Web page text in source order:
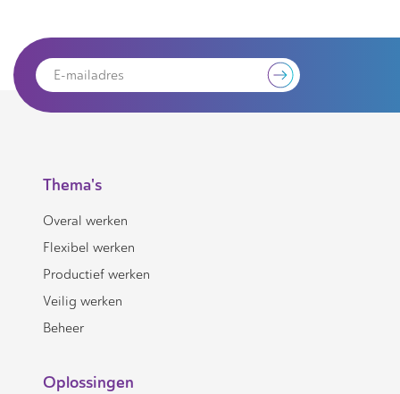
Thema's
Overal werken
Flexibel werken
Productief werken
Veilig werken
Beheer
Oplossingen